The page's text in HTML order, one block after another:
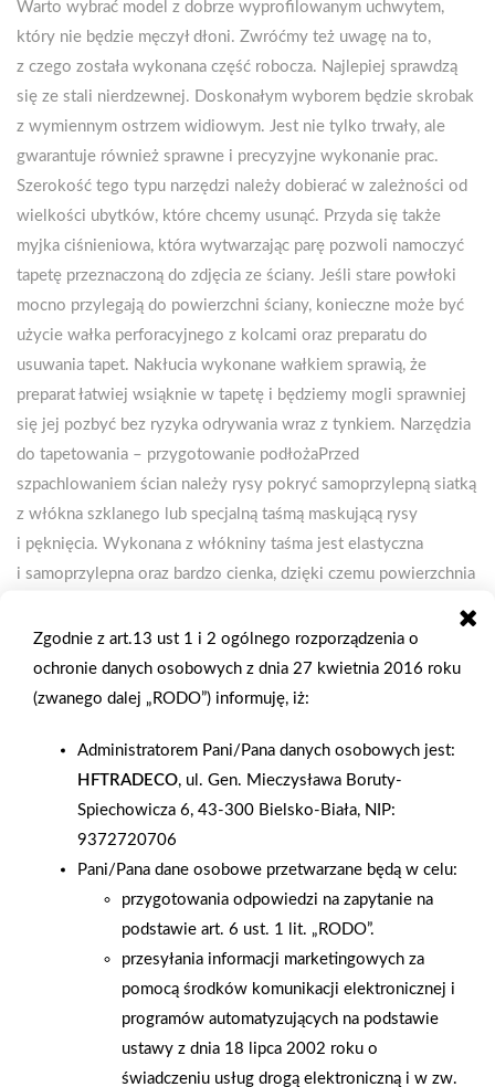
Warto wybrać model z dobrze wyprofilowanym uchwytem,
który nie będzie męczył dłoni. Zwróćmy też uwagę na to,
z czego została wykonana część robocza. Najlepiej sprawdzą
się ze stali nierdzewnej. Doskonałym wyborem będzie skrobak
z wymiennym ostrzem widiowym. Jest nie tylko trwały, ale
gwarantuje również sprawne i precyzyjne wykonanie prac.
Szerokość tego typu narzędzi należy dobierać w zależności od
wielkości ubytków, które chcemy usunąć. Przyda się także
myjka ciśnieniowa, która wytwarzając parę pozwoli namoczyć
tapetę przeznaczoną do zdjęcia ze ściany. Jeśli stare powłoki
mocno przylegają do powierzchni ściany, konieczne może być
użycie wałka perforacyjnego z kolcami oraz preparatu do
usuwania tapet. Nakłucia wykonane wałkiem sprawią, że
preparat łatwiej wsiąknie w tapetę i będziemy mogli sprawniej
się jej pozbyć bez ryzyka odrywania wraz z tynkiem. Narzędzia
do tapetowania – przygotowanie podłożaPrzed
szpachlowaniem ścian należy rysy pokryć samoprzylepną siatką
z włókna szklanego lub specjalną taśmą maskującą rysy
i pęknięcia. Wykonana z włókniny taśma jest elastyczna
i samoprzylepna oraz bardzo cienka, dzięki czemu powierzchnia
tapetowania. Do szlifowania drobnych nierówności oraz ścian
w miejscach uzupełnionych ubytków potrzebny nam będzie
drobnoziarnisty papier ścierny. Najlepiej zaopatrzyć się
przyspieszyć szlifowanie ściany. Podczas wykonywania tych
czynności warto wykorzystać rękawice robocze oraz maski,
chroniące przed pyłem i odpryskującą farbą. Przydatne będzie
również lekkie plastikowe wiaderko oraz gąbka do mycia
ścian.Narzędzia do tapetowania – przygotowywanie
tapetyCięcie tapety i jej smarowanie klejem najwygodniej
wykonywać na specjalnym stole do tapetowania. Powinien
mieć stabilną np. stalową konstrukcję oraz wykonany
z trwałego materiału, wygodny blat o szerokości nieco
przekraczającej szerokość tapet (np. 60 cm). Blat powinien być
bardzo długi – 200-300 cm, co sprawia, że możemy nałożyć
klej na tapetę bez ryzyka jej pofałdowania. Jego optymalna
Zgodnie z art.13 ust 1 i 2 ogólnego rozporządzenia o
ochronie danych osobowych z dnia 27 kwietnia 2016 roku
(zwanego dalej „RODO”) informuję, iż:
Administratorem Pani/Pana danych osobowych jest:
HFTRADECO, ul. Gen. Mieczysława Boruty-
Spiechowicza 6, 43-300 Bielsko-Biała, NIP:
9372720706
Pani/Pana dane osobowe przetwarzane będą w celu:
przygotowania odpowiedzi na zapytanie na
podstawie art. 6 ust. 1 lit. „RODO”.
przesyłania informacji marketingowych za
pomocą środków komunikacji elektronicznej i
programów automatyzujących na podstawie
ustawy z dnia 18 lipca 2002 roku o
świadczeniu usług drogą elektroniczną i w zw.